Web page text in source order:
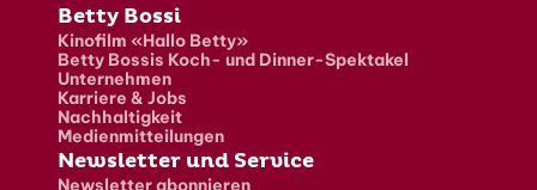
Fusszeile
Betty Bossi
Kinofilm «Hallo Betty»
Betty Bossis Koch- und Dinner-Spektakel
Unternehmen
Karriere & Jobs
Nachhaltigkeit
Medienmitteilungen
Newsletter und Service
Newsletter abonnieren